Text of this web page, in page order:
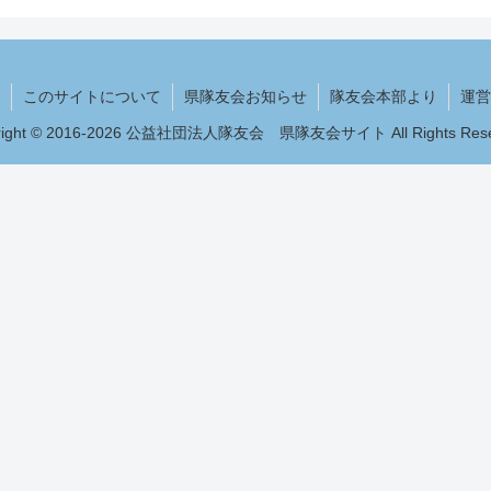
このサイトについて 県隊友会お知らせ 隊友会本部より 運
© 2016-2026 公益社団法人隊友会 県隊友会サイト All Rights